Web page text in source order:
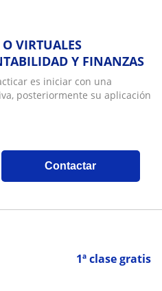
O VIRTUALES
Y FINANZAS
es iniciar con una
posteriormente su aplicación
Contactar
1ª clase gratis